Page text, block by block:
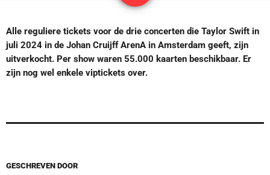
Alle reguliere tickets voor de drie concerten die Taylor Swift in
juli 2024 in de Johan Cruijff ArenA in Amsterdam geeft, zijn
uitverkocht. Per show waren 55.000 kaarten beschikbaar. Er
zijn nog wel enkele viptickets over.
GESCHREVEN DOOR